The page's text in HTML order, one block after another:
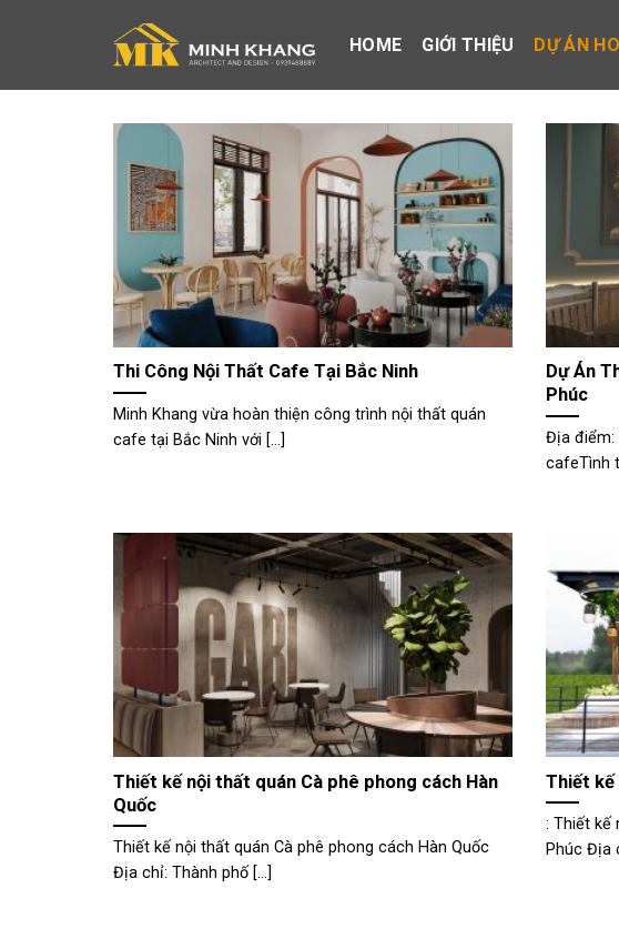
HOME GIỚI THIỆU DỰ ÁN
Thi Công Nội Thất Cafe Tại Bắc Ninh
Minh Khang vừa hoàn thiện công trình nội thất quán
cafe tại Bắc Ninh với [...]
Dự Án
Phúc
Địa điểm:
cafeTình
Thiết kế nội thất quán Cà phê phong cách Hàn
Quốc
Thiết kế nội thất quán Cà phê phong cách Hàn Quốc
Địa chỉ: Thành phố [...]
Thiết kế
: Thiết kế
Phúc Địa